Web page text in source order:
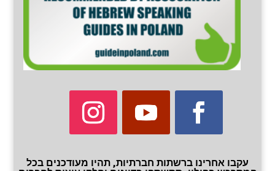
עקבו אחרינו ברשתות חברתיות, תהיו מעודכנים בכל